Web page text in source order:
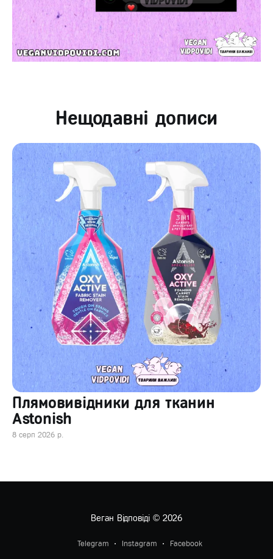
Нещодавні дописи
Плямовивідники для тканин
Astonish
8 серп 2026 р.
Веган Відповіді© 2026
Telegram Instagram Facebook